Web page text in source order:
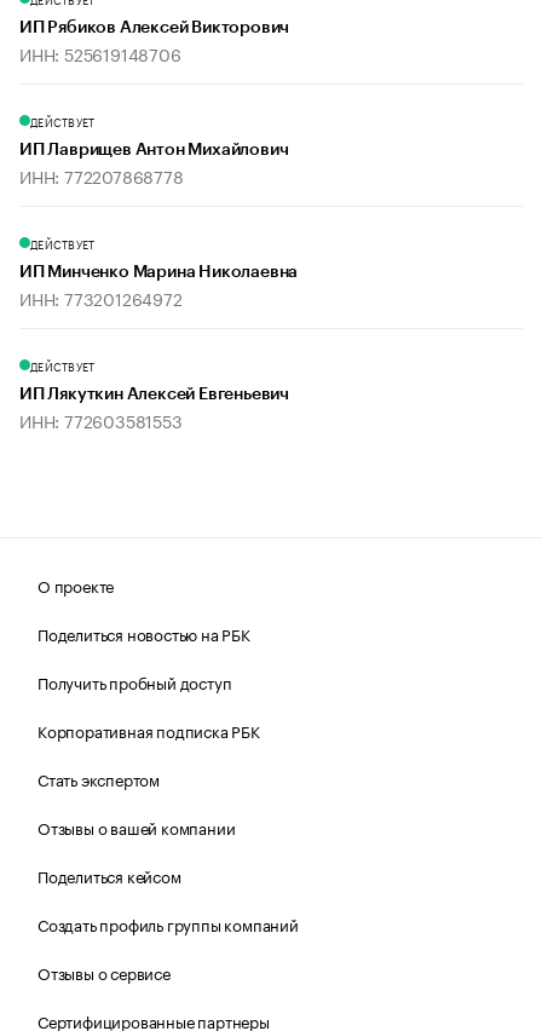
ИП Рябиков Алексей Викторович
ИНН: 525619148706
ДЕЙСТВУЕТ
ИП Лаврищев Антон Михайлович
ИНН: 772207868778
ДЕЙСТВУЕТ
ИП Минченко Марина Николаевна
ИНН: 773201264972
ДЕЙСТВУЕТ
ИП Лякуткин Алексей Евгеньевич
ИНН: 772603581553
О проекте
Поделиться новостью на РБК
Получить пробный доступ
Корпоративная подписка РБК
Стать экспертом
Отзывы о вашей компании
Поделиться кейсом
Создать профиль группы компаний
Отзывы о сервисе
Сертифицированные партнеры